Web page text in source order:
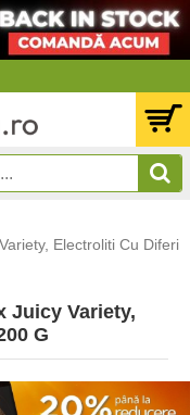
Electroliti Cu Diferi
Juicy Variety,
G